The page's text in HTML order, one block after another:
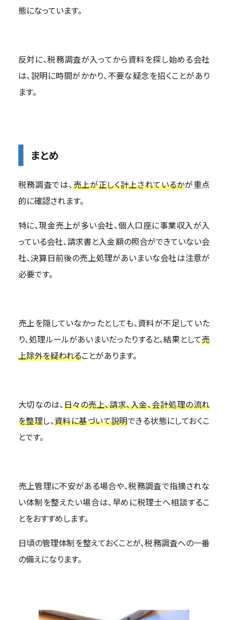
態になっています。
反対に、税務調査が入ってから資料を探し始める会社
は、説明に時間がかかり、不要な疑念を招くことがあり
ます。
まとめ
税務調査では、売上が正しく計上されているかが重点
的に確認されます。
特に、現金売上が多い会社、個人口座に事業収入が入
っている会社、請求書と入金額の照合ができていない会
社、決算日前後の売上処理があいまいな会社は注意が
必要です。
売上を隠していなかったとしても、資料が不足していた
り、処理ルールがあいまいだったりすると、結果として売
上除外を疑われることがあります。
大切なのは、日々の売上、請求、入金、会計処理の流れ
を整理し、資料に基づいて説明できる状態にしておくこ
とです。
売上管理に不安がある場合や、税務調査で指摘されな
い体制を整えたい場合は、早めに税理士へ相談するこ
とをおすすめします。
日頃の管理体制を整えておくことが、税務調査への一番
の備えになります。